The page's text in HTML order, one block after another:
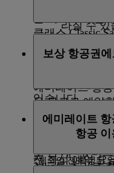
수하물 개
라질 수 있
또는 수하
'수하물
한해, 에미레이
코노미 클래스
로 한 개 더, 비
32kg를 추가로
사전 무료 좌석
클래스 Classic
됩니다. 무료 사
됩니다.
에미레이트 항
을 무료로 예약
승객은 무료 일
항공권이나 무
전 좌석 예약 요
플라이두바이,
로 여행하는 적
있습니다.
라운지 이용 혜
를 방문하
보상 항공권
체크인은
현금+마일리지
*체크인 전 확정된
에미레이트
항공